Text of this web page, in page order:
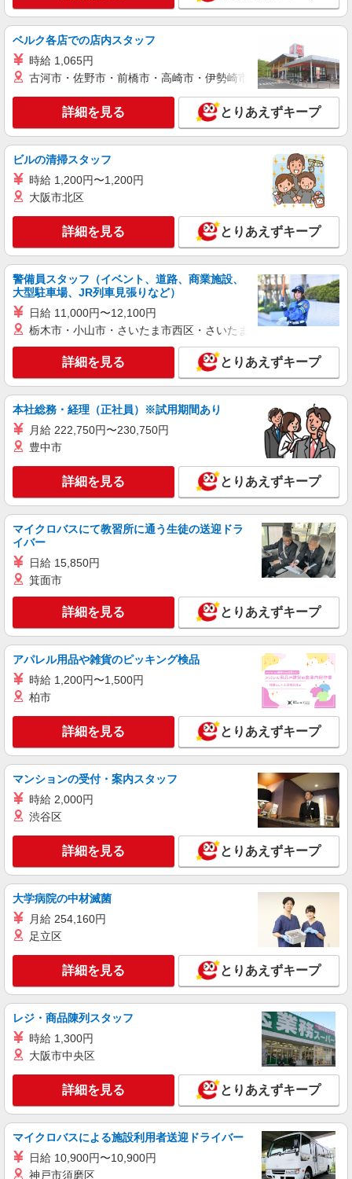
ベルク各店での店内スタッフ
時給 1,065円
古河市・佐野市・前橋市・高崎市・伊勢崎市・太田市・館林市
詳細を見る とりあえずキープ
ビルの清掃スタッフ
時給 1,200円〜1,200円
大阪市北区
詳細を見る とりあえずキープ
警備員スタッフ（イベント、道路、商業施設、
大型駐車場、JR列車見張りなど）
日給 11,000円〜12,100円
栃木市・小山市・さいたま市西区・さいたま市岩槻区・久喜市・
詳細を見る とりあえずキープ
本社総務・経理（正社員）※試用期間あり
月給 222,750円〜230,750円
豊中市
詳細を見る とりあえずキープ
マイクロバスにて教習所に通う生徒の送迎ドラ
イバー
日給 15,850円
箕面市
詳細を見る とりあえずキープ
アパレル用品や雑貨のピッキング検品
時給 1,200円〜1,500円
柏市
詳細を見る とりあえずキープ
マンションの受付・案内スタッフ
時給 2,000円
渋谷区
詳細を見る とりあえずキープ
大学病院の中材滅菌
月給 254,160円
足立区
詳細を見る とりあえずキープ
レジ・商品陳列スタッフ
時給 1,300円
大阪市中央区
詳細を見る とりあえずキープ
マイクロバスによる施設利用者送迎ドライバー
日給 10,900円〜10,900円
神戸市須磨区